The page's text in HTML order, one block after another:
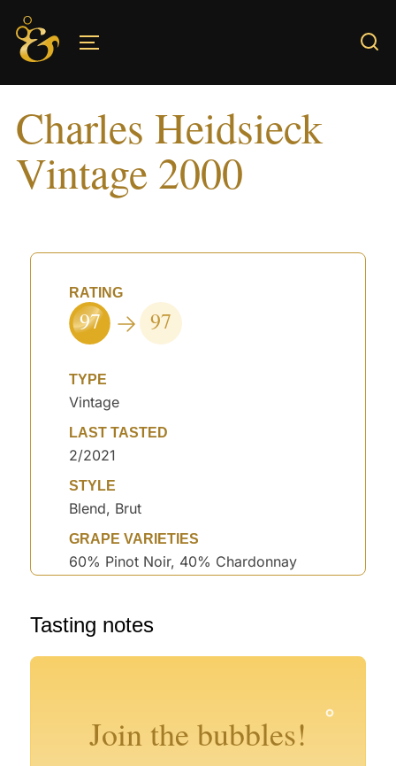
Skip
content
Charles Heidsieck
Vintage 2000
RATING
97 97
TYPE
Vintage
LAST TASTED
2/2021
STYLE
Blend, Brut
GRAPE VARIETIES
60% Pinot Noir, 40% Chardonnay
Tasting notes
Join the bubbles!
°
°